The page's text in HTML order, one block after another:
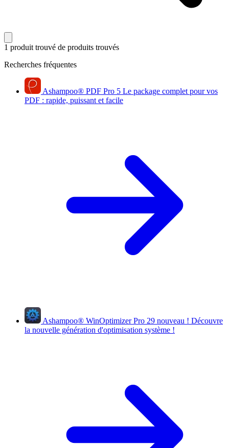
1 produit trouvé de produits trouvés
Recherches fréquentes
Ashampoo® PDF Pro 5 Le package complet pour vos
PDF : rapide, puissant et facile
Ashampoo® WinOptimizer Pro 29 nouveau ! Découvre
la nouvelle génération d'optimisation système !